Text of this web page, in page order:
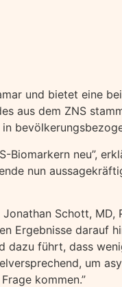
und bietet eine
dem ZNS
neu”,
nun
Schott,
Ergebnisse darauf
führt, dass
um
kommen.”